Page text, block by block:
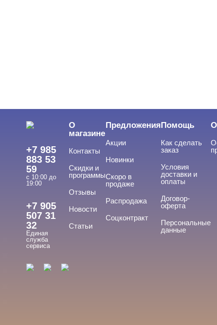
Депиляция, парафинотерапия
Мезотерапия
Боди-арт
Визаж, ресницы, брови
Cвернуть
ADRICOCO
ARTEX
+7 985
883 53
59
с 10:00 до
19:00
+7 905
507 31
32
Единая
служба
сервиса
О
магазине
Контакты
Скидки и
программы
Отзывы
Новости
Статьи
Предложения
Акции
Новинки
Скоро в
продаже
Распродажа
Соцконтракт
Помощь
Как сделать
заказ
Условия
доставки и
оплаты
Договор-
оферта
Персональные
данные